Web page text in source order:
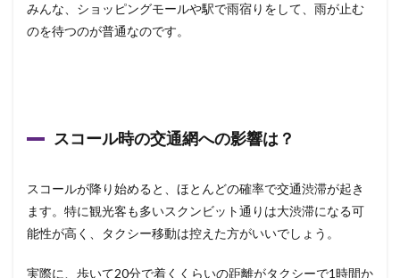
みんな、ショッピングモールや駅で雨宿りをして、雨が止む
のを待つのが普通なのです。
スコール時の交通網への影響は？
スコールが降り始めると、ほとんどの確率で交通渋滞が起き
ます。特に観光客も多いスクンビット通りは大渋滞になる可
能性が高く、タクシー移動は控えた方がいいでしょう。
実際に、歩いて20分で着くくらいの距離がタクシーで1時間か